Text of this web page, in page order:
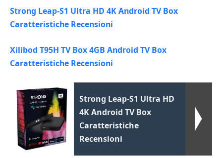
Strong Leap-S1 Ultra HD 4K Android TV Box
Caratteristiche Recensioni
Xilibod T95H TV Box 4GB Android TV Box
Caratteristiche Recensioni
Strong Leap-S1 Ultra HD
4K Android TV Box
Caratteristiche
Recensioni